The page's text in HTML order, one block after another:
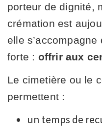
porteur de dignité,
crémation est
elle s’accompagne
forte : offrir aux
Le cimetière ou le
permettent :
un temps de